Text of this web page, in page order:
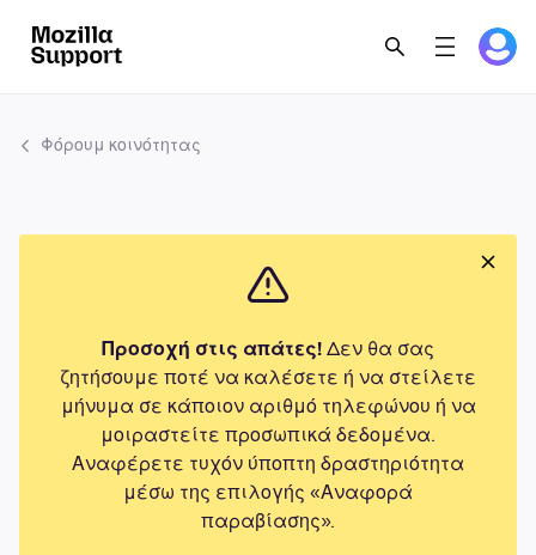
Φόρουμ κοινότητας
Προσοχή στις απάτες! Δεν θα σας
ζητήσουμε ποτέ να καλέσετε ή να στείλετε
μήνυμα σε κάποιον αριθμό τηλεφώνου ή να
μοιραστείτε προσωπικά δεδομένα.
Αναφέρετε τυχόν ύποπτη δραστηριότητα
μέσω της επιλογής «Αναφορά
παραβίασης».